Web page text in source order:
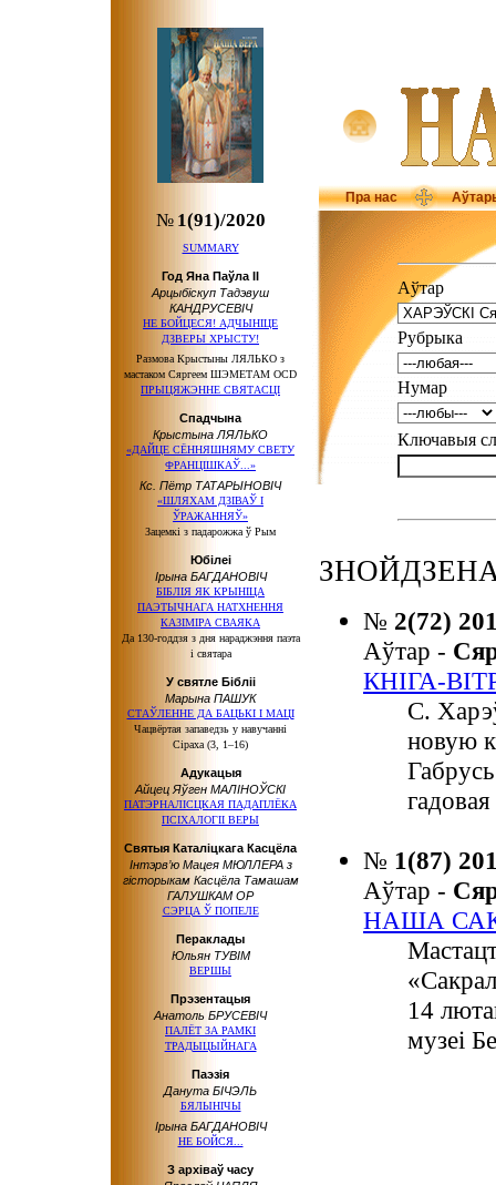
Пра нас
№ 1(91)/2020
SUMMARY
Год Яна Паўла ІІ
Арцыбіскуп Тадэвуш
КАНДРУСЕВІЧ
НЕ БОЙЦЕСЯ! АДЧЫНІЦЕ
ДЗВЕРЫ ХРЫСТУ!
Размова Крыстыны ЛЯЛЬКО з
мастаком Сяргеем ШЭМЕТАМ OCD
ПРЫЦЯЖЭННЕ СВЯТАСЦІ
Спадчына
Крыстына ЛЯЛЬКО
«ДАЙЦЕ СЁННЯШНЯМУ СВЕТУ
ФРАНЦІШКАЎ...»
Кс. Пётр ТАТАРЫНОВІЧ
«ШЛЯХАМ ДЗІВАЎ І
ЎРАЖАННЯЎ»
Зацемкі з падарожжа ў Рым
Юбілеі
Ірына БАГДАНОВІЧ
БІБЛІЯ ЯК КРЫНІЦА
ПАЭТЫЧНАГА НАТХНЕННЯ
КАЗІМІРА СВАЯКА
Да 130-годдзя з дня нараджэння паэта
і святара
У святле Бібліі
Марына ПАШУК
СТАЎЛЕННЕ ДА БАЦЬКІ І МАЦІ
Чацвёртая запаведзь у навучанні
Сіраха (3, 1–16)
Адукацыя
Айцец Яўген МАЛІНОЎСКІ
ПАТЭРНАЛІСЦКАЯ ПАДАПЛЁКА
ПСІХАЛОГІІ ВЕРЫ
Святыя Каталіцкага Касцёла
Інтэрв’ю Мацея МЮЛЛЕРА з
гісторыкам Касцёла Тамашам
ГАЛУШКАМ ОР
СЭРЦА Ў ПОПЕЛЕ
Пераклады
Юльян ТУВІМ
ВЕРШЫ
Прэзентацыя
Анатоль БРУСЕВІЧ
ПАЛЁТ ЗА РАМКІ
ТРАДЫЦЫЙНАГА
Паэзія
Данута БІЧЭЛЬ
БЯЛЫНІЧЫ
Ірына БАГДАНОВІЧ
НЕ БОЙСЯ...
З архіваў часу
Аўтар
Рубрыка
Нумар
Ключавыя
№ 2(72)
Аўтар -
КНІГА-
С.
новую
№ 1(87)
Аўтар -
НАША
14
музеі